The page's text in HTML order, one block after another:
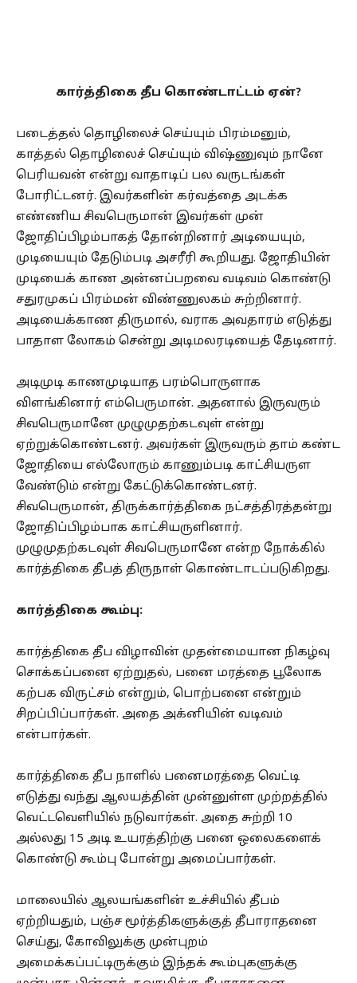
கார்த்திகை தீப கொண்டாட்டம் ஏன்?
படைத்தல் தொழிலைச் செய்யும் பிரம்மனும்,
காத்தல் தொழிலைச் செய்யும் விஷ்ணுவும் நானே
பெரியவன் என்று வாதாடிப் பல வருடங்கள்
போரிட்டனர். இவர்களின் கர்வத்தை அடக்க
எண்ணிய சிவபெருமான் இவர்கள் முன்
ஜோதிப்பிழம்பாகத் தோன்றினார் அடியையும்,
முடியையும் தேடும்படி அசரீரி கூறியது. ஜோதியின்
முடியைக் காண அன்னப்பறவை வடிவம் கொண்டு
சதுரமுகப் பிரம்மன் விண்ணுலகம் சுற்றினார்.
அடியைக்காண திருமால், வராக அவதாரம் எடுத்து
பாதாள லோகம் சென்று அடிமலரடியைத் தேடினார்.
அடிமுடி காணமுடியாத பரம்பொருளாக
விளங்கினார் எம்பெருமான். அதனால் இருவரும்
சிவபெருமானே முழுமுதற்கடவுள் என்று
ஏற்றுக்கொண்டனர். அவர்கள் இருவரும் தாம் கண்ட
ஜோதியை எல்லோரும் காணும்படி காட்சியருள
வேண்டும் என்று கேட்டுக்கொண்டனர்.
சிவபெருமான், திருக்கார்த்திகை நட்சத்திரத்தன்று
ஜோதிப்பிழம்பாக காட்சியருளினார்.
முழுமுதற்கடவுள் சிவபெருமானே என்ற நோக்கில்
கார்த்திகை தீபத் திருநாள் கொண்டாடப்படுகிறது.
கார்த்திகை கூம்பு:
கார்த்திகை தீப விழாவின் முதன்மையான நிகழ்வு
சொக்கப்பனை ஏற்றுதல், பனை மரத்தை பூலோக
கற்பக விருட்சம் என்றும், பொற்பனை என்றும்
சிறப்பிப்பார்கள். அதை அக்னியின் வடிவம்
என்பார்கள்.
கார்த்திகை தீப நாளில் பனைமரத்தை வெட்டி
எடுத்து வந்து ஆலயத்தின் முன்னுள்ள முற்றத்தில்
வெட்டவெளியில் நடுவார்கள். அதை சுற்றி 10
அல்லது 15 அடி உயரத்திற்கு பனை ஒலைகளைக்
கொண்டு கூம்பு போன்று அமைப்பார்கள்.
மாலையில் ஆலயங்களின் உச்சியில் தீபம்
ஏற்றியதும், பஞ்ச மூர்த்திகளுக்குத் தீபாராதனை
செய்து, கோவிலுக்கு முன்புறம்
அமைக்கப்பட்டிருக்கும் இந்தக் கூம்புகளுக்கு